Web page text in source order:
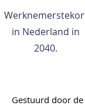
in Nederland in
2040.
Gestuurd door